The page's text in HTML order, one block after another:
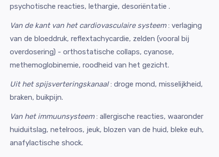
psychotische reacties, lethargie, desoriëntatie .
Van de kant van het cardiovasculaire systeem: verlaging
van de bloeddruk, reflextachycardie, zelden (vooral bij
overdosering) - orthostatische collaps, cyanose,
methemoglobinemie, roodheid van het gezicht.
Uit het spijsverteringskanaal: droge mond, misselijkheid,
braken, buikpijn.
Van het immuunsysteem: allergische reacties, waaronder
huiduitslag, netelroos, jeuk, blozen van de huid, bleke euh,
anafylactische shock.